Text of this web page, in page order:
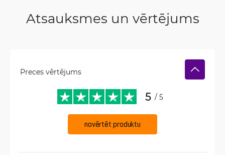
Atsauksmes un vērtējums
Preces vērtējums
5 / 5
novērtēt produktu